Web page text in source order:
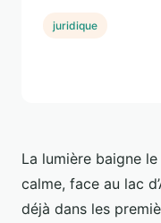
La lumière baigne
calme, face au lac
déjà dans les
juridique